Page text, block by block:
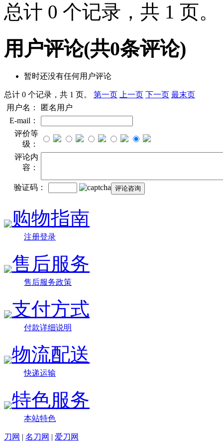
总计 0 个记录，共 1 页。
用户评论(共0条评论)
暂时还没有任何用户评论
总计 0 个记录，共 1 页。 第一页 上一页 下一页 最末页
用户名：
匿名用户
E-mail：
评价等
级：
评论内
容：
验证码：
购物指南
注册登录
售后服务
售后服务政策
支付方式
付款详细说明
物流配送
快递运输
特色服务
本站特色
刀网 | 名刀网 | 爱刀网